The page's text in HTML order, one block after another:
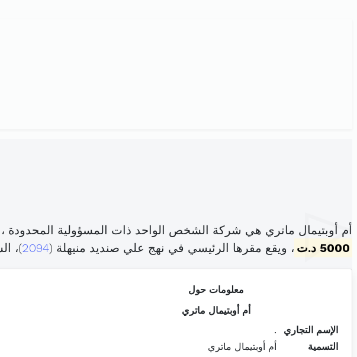
أم أوبتيمال ماتري هي شركة الشخص الواحد ذات المسؤولية المحدودة
5000 د.ت
، ويقع مقرها الرئيسي في نهج علي صنديد منيهلة (2094)،
معلومات حول
أم أوبتيمال ماتري
الإسم التجاري
.
التسمية
أم أوبتيمال ماتري